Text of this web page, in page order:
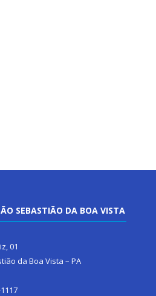
SEBASTIÃO DA BOA VISTA
01
da Boa Vista – PA